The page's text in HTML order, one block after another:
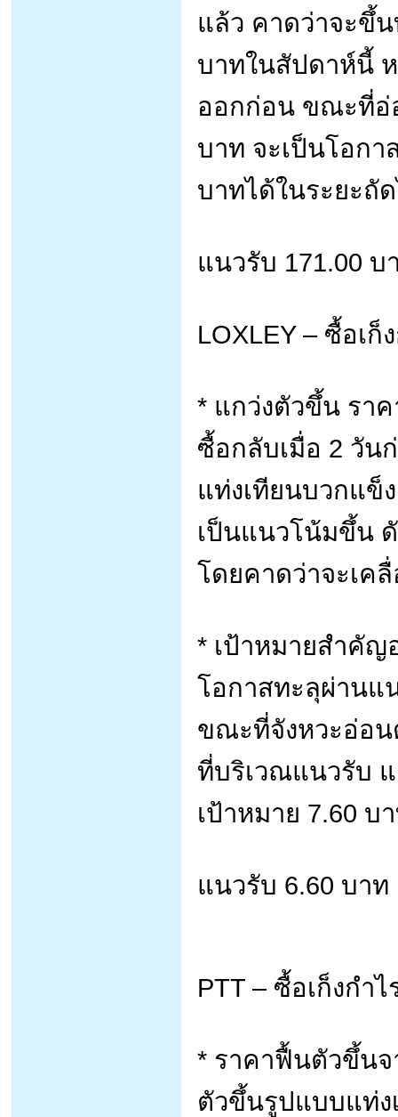
แล้ว คาดว่าจะขึ้
บาทในสัปดาห์นี้ ห
ออกก่อน ขณะที่อ่
บาท จะเป็นโอก
บาทได้ในระยะถั
แนวรับ 171.00
LOXLEY – ซื้อเก็
* แกว่งตัวขึ้น รา
ซื้อกลับเมื่อ 2 วัน
แท่งเทียนบวกแข็
เป็นแนวโน้มขึ้น
โดยคาดว่าจะเค
* เป้าหมายสำคัญ
โอกาสทะลุผ่านแ
ขณะที่จังหวะอ่อน
ที่บริเวณแนวรับ
เป้าหมาย 7.60 บ
แนวรับ 6.60 บา
PTT – ซื้อเก็งกำไ
* ราคาฟื้นตัวขึ้น
ตัวขึ้นรูปแบบแท่ง